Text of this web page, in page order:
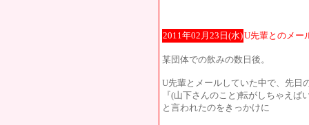
2011年02月23日(水)U先輩とのメー
某団体での飲みの数日後。
U先輩とメールしていた中で、先日
『(山下さんのこと)転がしちゃえば
と言われたのをきっかけに